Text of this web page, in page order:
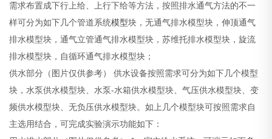
需求布置成下行上给、上行下给等方法，按照排水通气方法的不一
样可分为如下几个管道系统模型块，无通气排水模型块，伸顶通气
排水模型块，通气立管通气排水模型块，苏维托排水模型块，旋流
排水模型块，自循环通气排水模型块；
供水部分（图片仅供参考）
供水设备按照需求可分为如下几个模型
块，水泵供水模型块、水泵-水箱供水模型块、气压供水模型块、变
频供水模型块、无负压供水模型块。如上几个模型块可按照需求自
主选用结合，可完成实验演示功能如下：